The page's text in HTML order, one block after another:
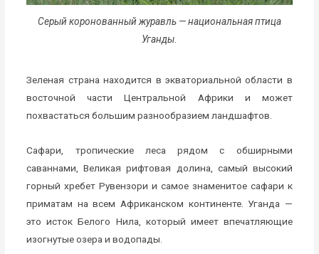
Серый коронованный журавль — национальная птица
Уганды.
Зеленая страна находится в экваториальной области в
восточной части Центральной Африки и может
похвастаться большим разнообразием ландшафтов.
Сафари, тропические леса рядом с обширными
саваннами, Великая рифтовая долина, самый высокий
горный хребет Рувензори и самое знаменитое сафари к
приматам на всем Африканском континенте. Уганда —
это исток Белого Нила, который имеет впечатляющие
изогнутые озера и водопады.